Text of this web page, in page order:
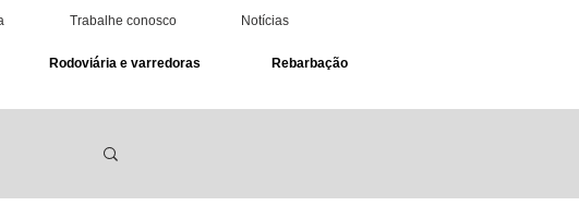
Trabalhe conosco Notícias
Rodoviária e varredoras Rebarbação